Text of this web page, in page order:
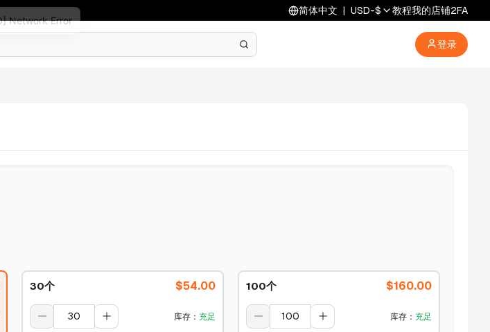
简体中文 | USD-$ 教程我的店铺2FA
登录
30个 $54.00
库存 ： 充足
100个 $160.00
库存 ： 充足